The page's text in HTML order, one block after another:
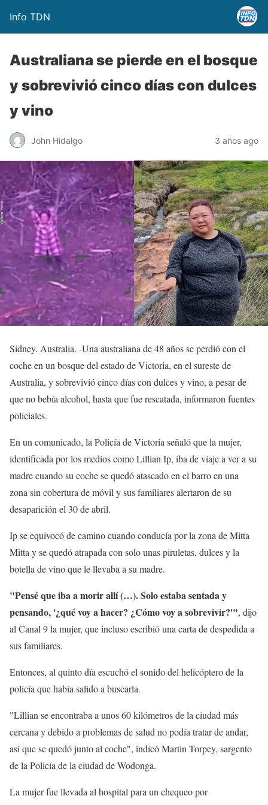
Info TDN
Australiana se pierde en el bosque
y sobrevivió cinco días con dulces
y vino
John Hidalgo 3 años ago
Sidney. Australia. -Una australiana de 48 años se perdió con el
coche en un bosque del estado de Victoria, en el sureste de
Australia, y sobrevivió cinco días con dulces y vino, a pesar de
que no bebía alcohol, hasta que fue rescatada, informaron fuentes
policiales.
En un comunicado, la Policía de Victoria señaló que la mujer,
identificada por los medios como Lillian Ip, iba de viaje a ver a su
madre cuando su coche se quedó atascado en el barro en una
zona sin cobertura de móvil y sus familiares alertaron de su
desaparición el 30 de abril.
Ip se equivocó de camino cuando conducía por la zona de Mitta
Mitta y se quedó atrapada con solo unas piruletas, dulces y la
botella de vino que le llevaba a su madre.
"Pensé que iba a morir allí (…). Solo estaba sentada y
pensando, '¿qué voy a hacer? ¿Cómo voy a sobrevivir?'", dijo
al Canal 9 la mujer, que incluso escribió una carta de despedida a
sus familiares.
Entonces, al quinto día escuchó el sonido del helicóptero de la
policía que había salido a buscarla.
"Lillian se encontraba a unos 60 kilómetros de la ciudad más
cercana y debido a problemas de salud no podía tratar de andar,
así que se quedó junto al coche", indicó Martin Torpey, sargento
de la Policía de la ciudad de Wodonga.
La mujer fue llevada al hospital para un chequeo por